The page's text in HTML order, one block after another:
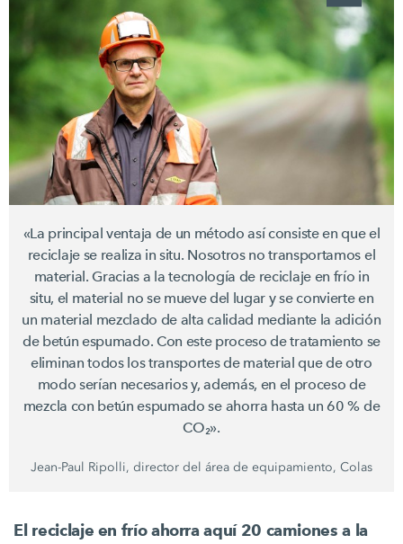
«La principal ventaja de un método así consiste en que el
reciclaje se realiza in situ. Nosotros no transportamos el
material. Gracias a la tecnología de reciclaje en frío in
situ, el material no se mueve del lugar y se convierte en
un material mezclado de alta calidad mediante la adición
de betún espumado. Con este proceso de tratamiento se
eliminan todos los transportes de material que de otro
modo serían necesarios y, además, en el proceso de
mezcla con betún espumado se ahorra hasta un60 % de
CO₂».
Jean-Paul Ripolli, director del área de equipamiento, Colas
El reciclaje en frío ahorra aquí 20 camiones a la